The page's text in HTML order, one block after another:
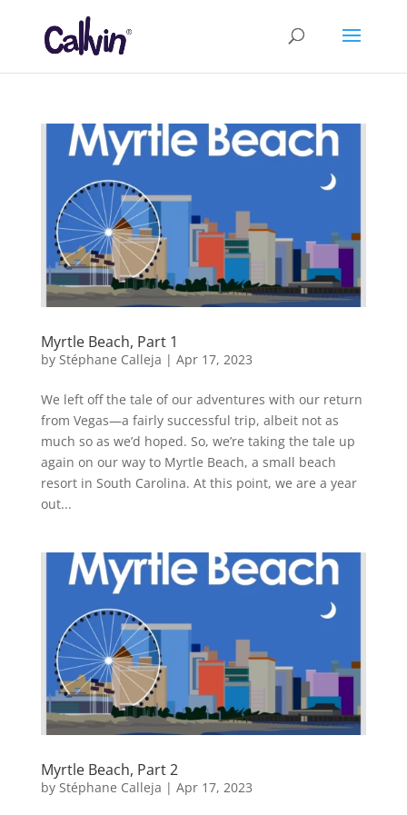
Myrtle Beach, Part 1
by Stéphane Calleja | Apr 17, 2023
We left off the tale of our adventures with our return
from Vegas—a fairly successful trip, albeit not as
much so as we’d hoped. So, we’re taking the tale up
again on our way to Myrtle Beach, a small beach
resort in South Carolina. At this point, we are a year
out...
Myrtle Beach, Part 2
by Stéphane Calleja | Apr 17, 2023